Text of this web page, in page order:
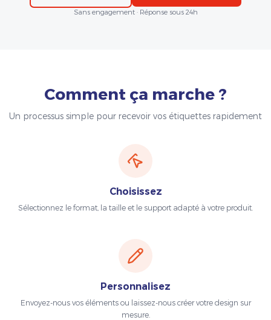
Sans engagement · Réponse sous 24h
Comment ça marche ?
Un processus simple pour recevoir vos étiquettes rapidement
Choisissez
Sélectionnez le format, la taille et le support adapté à votre produit.
Personnalisez
Envoyez-nous vos éléments ou laissez-nous créer votre design sur
mesure.